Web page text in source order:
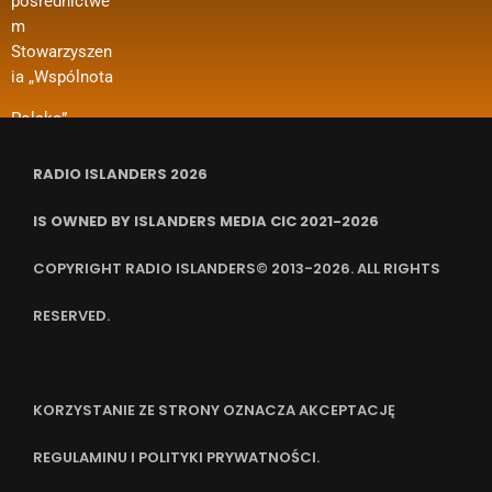
m
Stowarzyszen
ia „Wspólnota
RADIO ISLANDERS 2026
IS OWNED BY ISLANDERS MEDIA CIC 2021-2026
COPYRIGHT RADIO ISLANDERS© 2013-2026. ALL RIGHTS
RESERVED.
KORZYSTANIE ZE STRONY OZNACZA AKCEPTACJĘ
REGULAMINU I POLITYKI PRYWATNOŚCI.